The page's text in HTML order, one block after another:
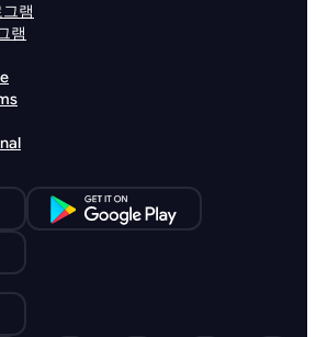
램
램